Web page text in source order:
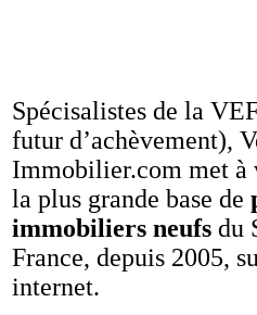
Spécisalistes de la
futur d’achèvement),
Immobilier.com met à
la plus grande base de
immobiliers neufs du
France, depuis 2005,
internet.